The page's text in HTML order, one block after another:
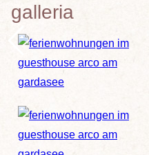
galleria